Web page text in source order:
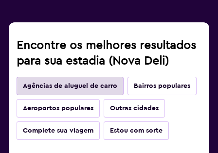
Encontre os melhores resultados
para sua estadia (Nova Deli)
Agências de aluguel de carro Bairros populares
Aeroportos populares Outras cidades
Complete sua viagem Estou com sorte